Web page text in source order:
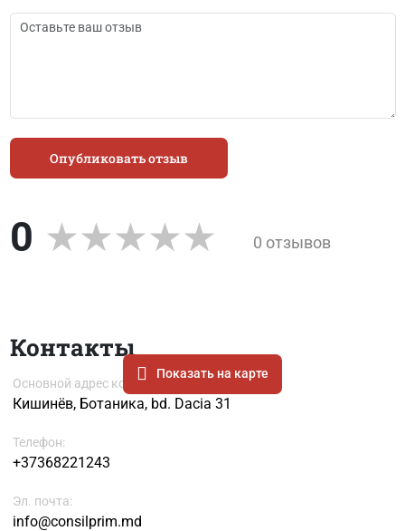
Опубликовать отзыв
0 0 отзывов
Контакты
Показать на карте
Основной адрес компании
Кишинёв, Ботаника, bd. Dacia 31
Телефон:
+37368221243
Эл. почта:
info@consilprim.md